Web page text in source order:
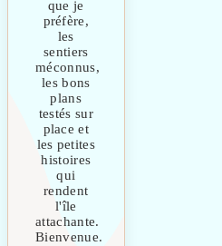
que je
préfère,
les
sentiers
méconnus,
les bons
plans
testés sur
place et
les petites
histoires
qui
rendent
l'île
attachante.
Bienvenue.